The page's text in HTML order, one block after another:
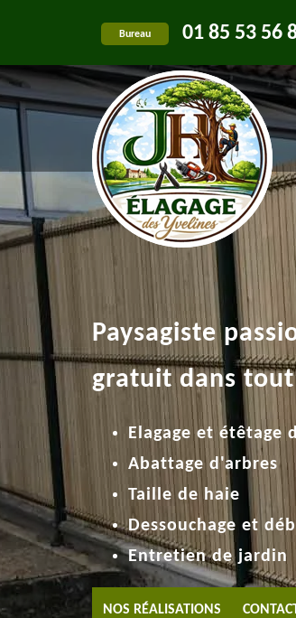
Bureau 01 85 53 56
Paysagiste
gratuit dans
Elagage et étêtage
Abattage d'arbres
Taille de haie
Dessouchage et
Entretien de jardin
NOS RÉALISATIONS